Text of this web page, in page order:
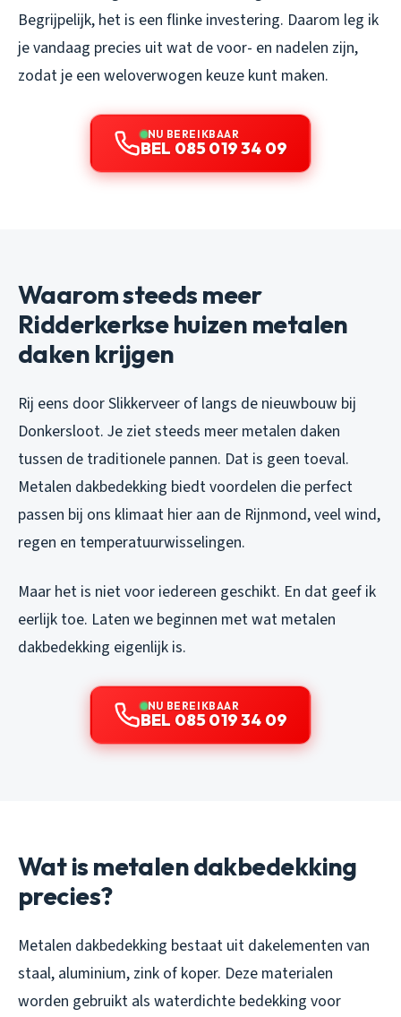
Begrijpelijk, het is een flinke investering. Daarom leg ik
je vandaag precies uit wat de voor- en nadelen zijn,
zodat je een weloverwogen keuze kunt maken.
NU BEREIKBAAR
BEL 085 019 34 09
Waarom steeds meer
Ridderkerkse huizen metalen
daken krijgen
Rij eens door Slikkerveer of langs de nieuwbouw bij
Donkersloot. Je ziet steeds meer metalen daken
tussen de traditionele pannen. Dat is geen toeval.
Metalen dakbedekking biedt voordelen die perfect
passen bij ons klimaat hier aan de Rijnmond, veel wind,
regen en temperatuurwisselingen.
Maar het is niet voor iedereen geschikt. En dat geef ik
eerlijk toe. Laten we beginnen met wat metalen
dakbedekking eigenlijk is.
NU BEREIKBAAR
BEL 085 019 34 09
Wat is metalen dakbedekking
precies?
Metalen dakbedekking bestaat uit dakelementen van
staal, aluminium, zink of koper. Deze materialen
worden gebruikt als waterdichte bedekking voor